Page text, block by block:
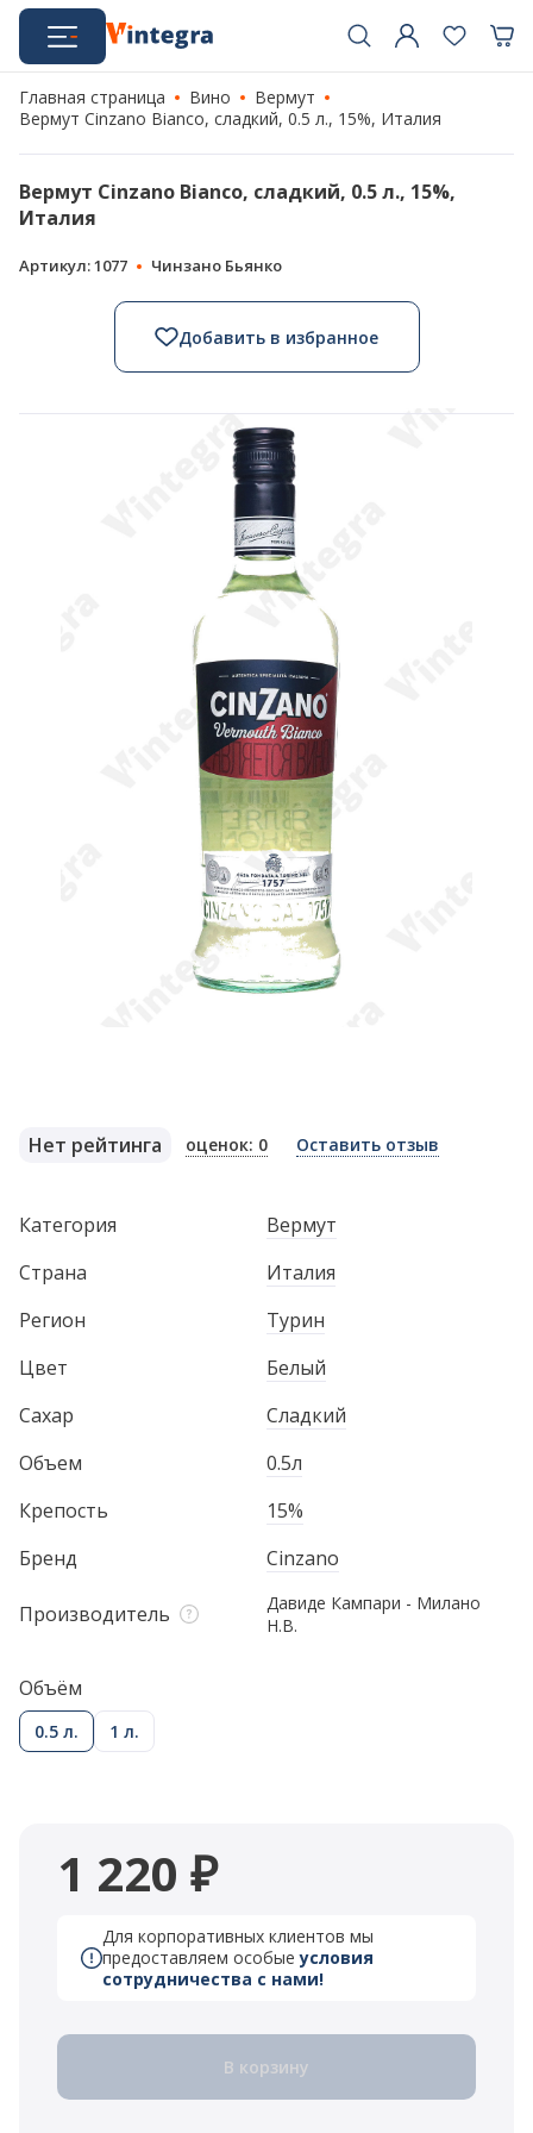
Главная страница Вино
Вермут
Вермут Cinzano Bianco, сладкий, 0.5 л., 15%, Италия
Вермут Cinzano Bianco, сладкий, 0.5 л., 15%,
Италия
Артикул: 1077 Чинзано Бьянко
Добавить в избранное
Нет рейтинга оценок: 0 Оставить отзыв
Категория
Вермут
Страна
Италия
Регион
Турин
Цвет
Белый
Сахар
Сладкий
Объем
0.5л
Крепость
15%
Бренд
Cinzano
Производитель
Давиде Кампари - Милано
Н.В.
Объём
0.5 л. 1 л.
1 220 ₽
Для корпоративных клиентов мы
предоставляем особыеусловия
сотрудничества с нами!
В корзину